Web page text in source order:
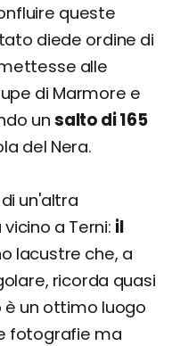
queste
diede ordine di
alle
di Marmore e
un salto di 165
del Nera.
un'altra
a Terni: il
lacustre che, a
ricorda quasi
è un ottimo luogo
fotografie ma